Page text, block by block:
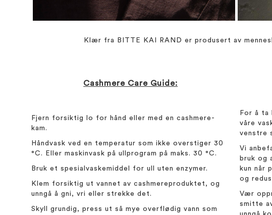
Klær fra BITTE KAI RAND er produsert av
Cashmere Care Guide:
Fjern forsiktig lo for hånd eller med en cashmere-
kam.
Håndvask ved en temperatur som ikke overstiger 30
°C. Eller maskinvask på ullprogram på maks. 30 °C.
Bruk et spesialvaskemiddel for ull uten enzymer.
Klem forsiktig ut vannet av cashmereproduktet, og
unngå å gni, vri eller strekke det.
Skyll grundig, press ut så mye overflødig vann som
For å ta
våre
venstre
Vi
bruk og
kun når
og
Vær
smitte